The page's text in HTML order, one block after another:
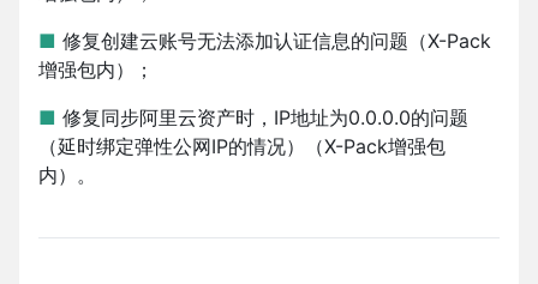
■ 修复创建云账号无法添加认证信息的问题（X-Pack
增强包内）；
■ 修复同步阿里云资产时，IP地址为0.0.0.0的问题
（延时绑定弹性公网IP的情况）（X-Pack增强包
内）。